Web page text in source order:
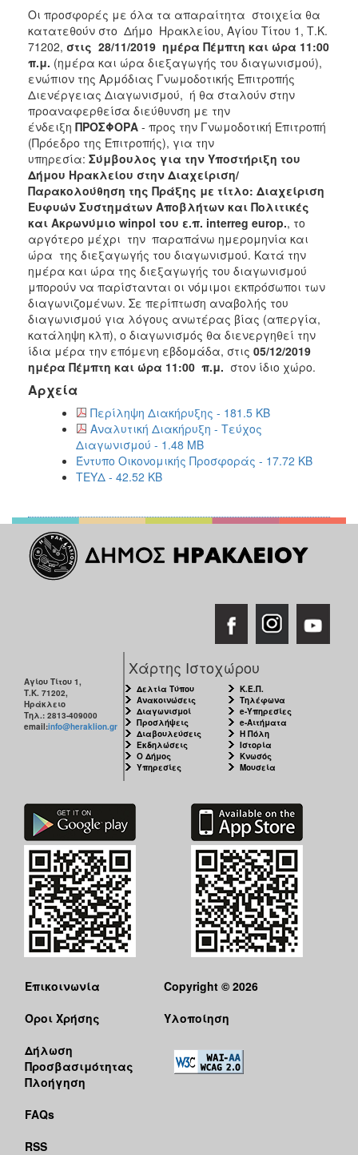
ΑΝΘΕΚΤΙΚΗ
ΠΟΛΗΟι προσφορές με όλα τα απαραίτητα στοιχεία θα
κατατεθούν στο Δήμο Ηρακλείου, Αγίου Τίτου 1, Τ.Κ.
71202, στις 28/11/2019 ημέρα Πέμπτη και ώρα 11:00
π.μ. (ημέρα και ώρα διεξαγωγής του διαγωνισμού),
ενώπιον της Αρμόδιας Γνωμοδοτικής Επιτροπής
Διενέργειας Διαγωνισμού, ή θα σταλούν στην
προαναφερθείσα διεύθυνση με την
ένδειξη ΠΡΟΣΦΟΡΑ - προς την Γνωμοδοτική Επιτροπή
(Πρόεδρο της Επιτροπής), για την
υπηρεσία: Σύμβουλος για την Υποστήριξη του
Δήμου Ηρακλείου στην Διαχείριση/
Παρακολούθηση της Πράξης με τίτλο: Διαχείριση
Ευφυών Συστημάτων Αποβλήτων και Πολιτικές
και Ακρωνύμιο winpol του ε.π. interreg europ., το
αργότερο μέχρι την παραπάνω ημερομηνία και
ώρα της διεξαγωγής του διαγωνισμού. Κατά την
ημέρα και ώρα της διεξαγωγής του διαγωνισμού
μπορούν να παρίστανται οι νόμιμοι εκπρόσωποι των
διαγωνιζομένων. Σε περίπτωση αναβολής του
διαγωνισμού για λόγους ανωτέρας βίας (απεργία,
κατάληψη κλπ), ο διαγωνισμός θα διενεργηθεί την
ίδια μέρα την επόμενη εβδομάδα, στις 05/12/2019
ημέρα Πέμπτη και ώρα 11:00 π.μ. στον ίδιο χώρο.
Αρχεία
Περίληψη Διακήρυξης - 181.5 KB
Αναλυτική Διακήρυξη - Τεύχος
Διαγωνισμού - 1.48 MB
Έντυπο Οικονομικής Προσφοράς - 17.72 KB
ΤΕΥΔ - 42.52 KB
Αγίου Τίτου 1,
Τ.Κ. 71202,
Ηράκλειο
Τηλ.: 2813-409000
email:info@heraklion.gr
Χάρτης Ιστοχώρου
Δελτία Τύπου
Ανακοινώσεις
Διαγωνισμοί
Προσλήψεις
Διαβουλεύσεις
Εκδηλώσεις
Ο Δήμος
Υπηρεσίες
Κ.Ε.Π.
Τηλέφωνα
e-Υπηρεσίες
e-Αιτήματα
Η Πόλη
Ιστορία
Κνωσός
Μουσεία
Επικοινωνία
Όροι Χρήσης
Δήλωση
Προσβασιμότητας
Πλοήγηση
FAQs
RSS
Copyright © 2026
Υλοποίηση